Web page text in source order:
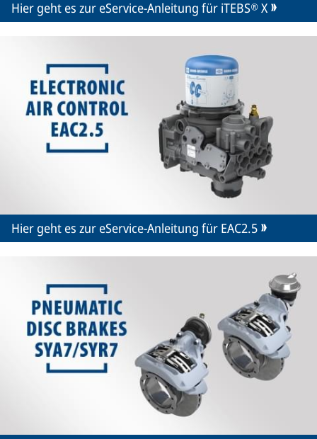
Hier geht es zur eService-Anleitung für iTEBS® X
Hier geht es zur eService-Anleitung für EAC2.5